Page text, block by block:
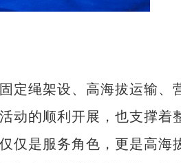
绳架设、高海拔运输、
动的顺利开展，也支撑着
仅是服务角色，更是高海